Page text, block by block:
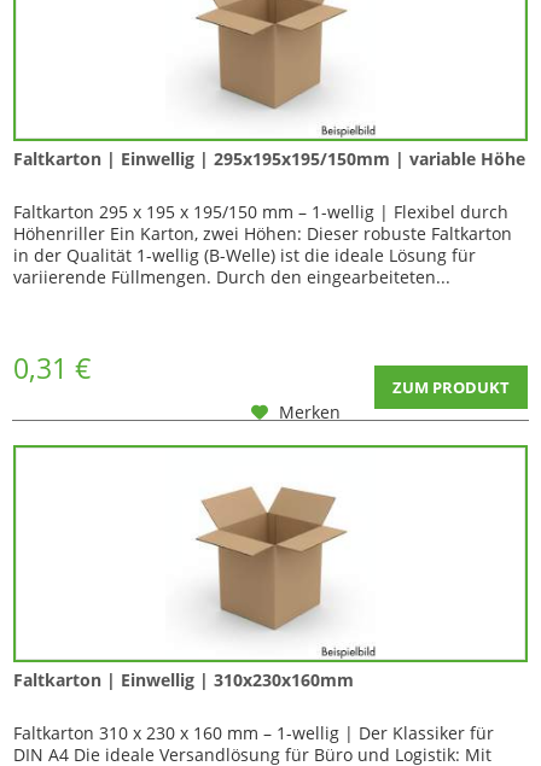
Faltkarton | Einwellig | 295x195x195/150mm | variable Höhe
Faltkarton 295 x 195 x 195/150 mm – 1-wellig | Flexibel durch
Höhenriller Ein Karton, zwei Höhen: Dieser robuste Faltkarton
in der Qualität 1-wellig (B-Welle) ist die ideale Lösung für
variierende Füllmengen. Durch den eingearbeiteten...
0,31 € ZUM PRODUKT
Merken
Faltkarton | Einwellig | 310x230x160mm
Faltkarton 310 x 230 x 160 mm – 1-wellig | Der Klassiker für
DIN A4 Die ideale Versandlösung für Büro und Logistik: Mit